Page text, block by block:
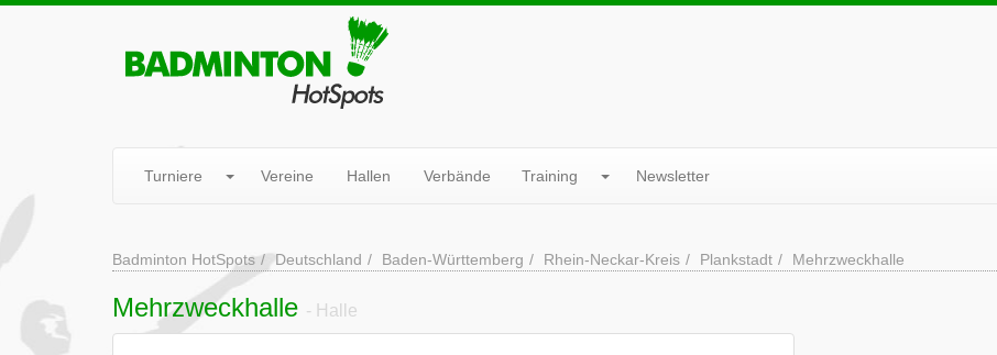
Turniere Vereine Hallen Verbände Training Newsletter
Badminton HotSpots Deutschland Baden-Württemberg Rhein-Neckar-Kreis Plankstadt Mehrzweckhalle
Mehrzweckhalle - Halle